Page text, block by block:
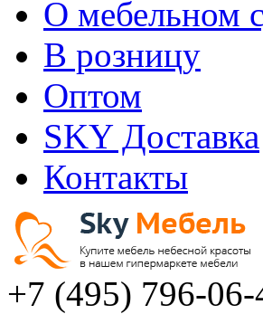
О мебельном
В розницу
Оптом
SKY Доставка
Контакты
+7 (495) 796-06-